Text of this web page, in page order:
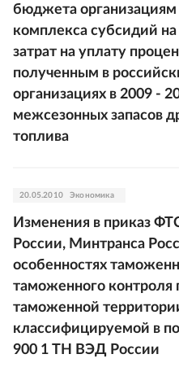
бюджета
комплекса субсидий
затрат на уплату
полученным в
организациях в 2009 -
межсезонных запасов
топлива
20.05.2010 Экономика
Изменения в приказ
России, Минтранса
особенностях
таможенного контроля
таможенной
классифицируемой в
900 1 ТН ВЭД России